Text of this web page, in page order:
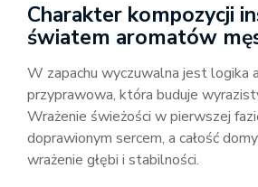
Charakter kompozycji
światem aromatów
W zapachu wyczuwalna jest logika
przyprawowa, która buduje
Wrażenie świeżości w pierwszej
doprawionym sercem, a całość
wrażenie głębi i stabilności.